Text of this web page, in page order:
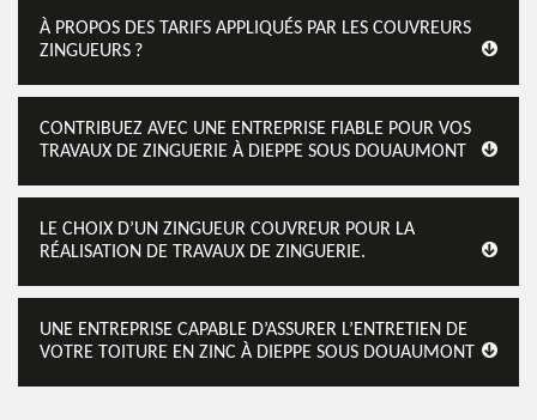
À PROPOS DES TARIFS APPLIQUÉS PAR LES COUVREURS
ZINGUEURS ?
CONTRIBUEZ AVEC UNE ENTREPRISE FIABLE POUR VOS
TRAVAUX DE ZINGUERIE À DIEPPE SOUS DOUAUMONT
LE CHOIX D’UN ZINGUEUR COUVREUR POUR LA
RÉALISATION DE TRAVAUX DE ZINGUERIE.
UNE ENTREPRISE CAPABLE D’ASSURER L’ENTRETIEN DE
VOTRE TOITURE EN ZINC À DIEPPE SOUS DOUAUMONT